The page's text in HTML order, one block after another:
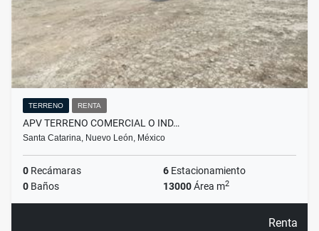
TERRENO RENTA
APV TERRENO COMERCIAL O IND…
Santa Catarina, Nuevo León, México
0 Recámaras 6 Estacionamiento
0 Baños 13000Área m2
Renta